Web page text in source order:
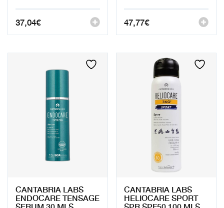
37,04€ 47,77€
CANTABRIA LABS
ENDOCARE TENSAGE
CANTABRIA LABS
HELIOCARE SPORT